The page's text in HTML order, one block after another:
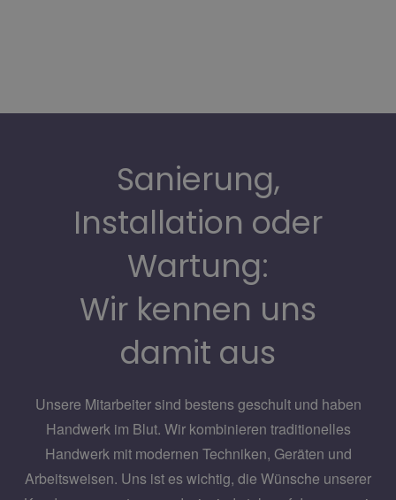
Sanierung,
Installation oder
Wartung:
Wir kennen uns
damit aus
Unsere Mitarbeiter sind bestens geschult und haben
Handwerk im Blut. Wir kombinieren traditionelles
Handwerk mit modernen Techniken, Geräten und
Arbeitsweisen. Uns ist es wichtig, die Wünsche unserer